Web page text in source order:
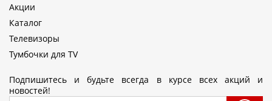
Акции
Каталог
Телевизоры
Тумбочки для TV
Подпишитесь и будьте всегда в курсе всех акций и
новостей!